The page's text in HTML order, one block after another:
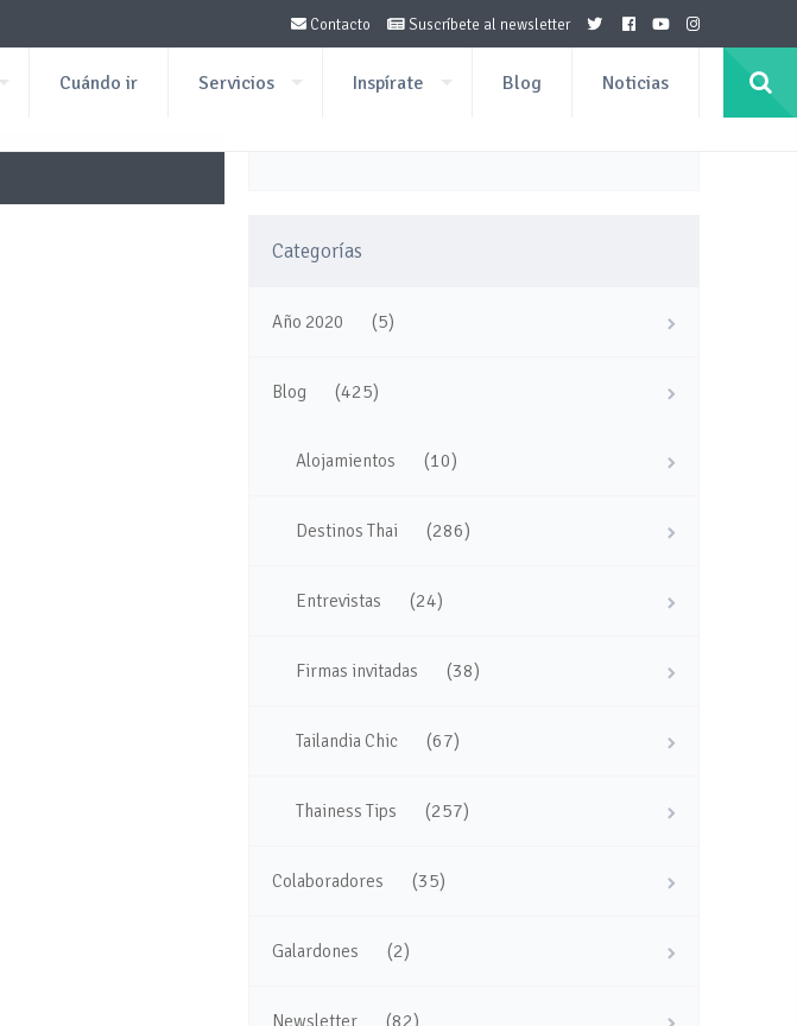
Contacto Suscríbete al newsletter
Cuándo ir Servicios Inspírate Blog Noticias
Categorías
Año 2020 (5)
Blog (425)
Alojamientos (10)
Destinos Thai (286)
Entrevistas (24)
Firmas invitadas (38)
Tailandia Chic (67)
Thainess Tips (257)
Colaboradores (35)
Galardones (2)
Newsletter (82)